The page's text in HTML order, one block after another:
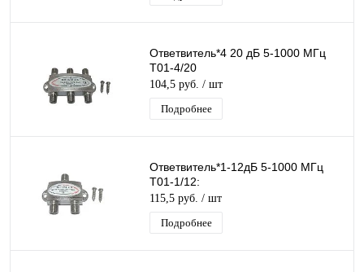
Ответвитель*4 20 дБ 5-1000 МГц
T01-4/20
104,5 руб. / шт
Подробнее
Ответвитель*1-12дБ 5-1000 МГц
T01-1/12:
115,5 руб. / шт
Подробнее